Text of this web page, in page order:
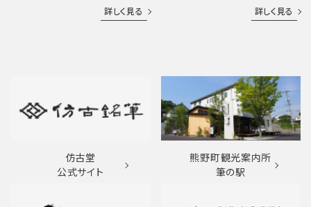
詳しく見る 詳しく見る
仿古堂
公式サイト
熊野町観光案内所
筆の駅